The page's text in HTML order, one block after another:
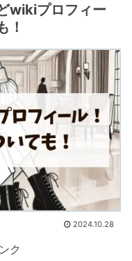
wikiプロフィー
！
2024.10.28
ク